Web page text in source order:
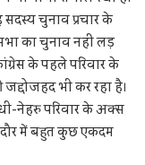
चुनाव प्रचार के
का चुनाव नहीं लड़
के पहले परिवार के
भी कर रहा है।
नेहरु परिवार के अक्स
दौर में बहुत कुछ एकदम